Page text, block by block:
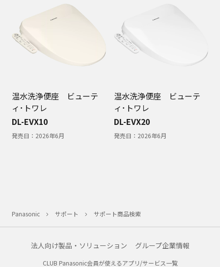
温水洗浄便座 ビューテ
ィ･トワレ
DL-EVX10
発売日： 2026年6月
温水洗浄便座 ビューテ
ィ･トワレ
DL-EVX20
発売日： 2026年6月
Panasonic サポート サポート商品検索
法人向け製品・ソリューション グループ企業情報
CLUB Panasonic会員が使えるアプリ/サービス一覧